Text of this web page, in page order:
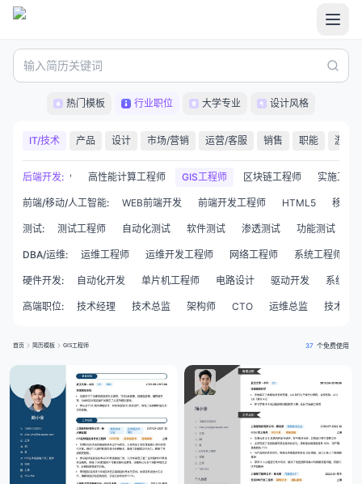
热门模板 行业职位 大学专业 设计风格
IT/技术 产品 设计 市场/营销 运营/客服 销售 职能 游戏
后端开发:
Go ASP 高性能计算工程师 GIS工程师 区块链工程师 实施工程
前端/移动/人工智能: WEB前端开发 前端开发工程师 HTML5 移动
测试: 测试工程师 自动化测试 软件测试 渗透测试 功能测试
DBA/运维: 运维工程师 运维开发工程师 网络工程师 系统工程师
硬件开发: 自动化开发 单片机工程师 电路设计 驱动开发 系统集
高端职位: 技术经理 技术总监 架构师 CTO 运维总监 技术合
首页 简历模板 GIS工程师 37 个免费使用